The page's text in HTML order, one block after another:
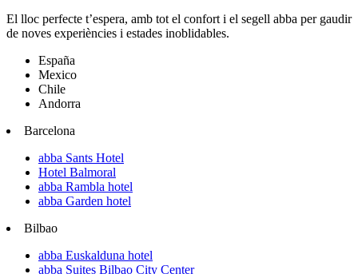
El lloc perfecte t’espera, amb tot el confort i el segell abba per gaudir
de noves experiències i estades inoblidables.
España
Mexico
Chile
Andorra
Barcelona
abba Sants Hotel
Hotel Balmoral
abba Rambla hotel
abba Garden hotel
Bilbao
abba Euskalduna hotel
abba Suites Bilbao City Center